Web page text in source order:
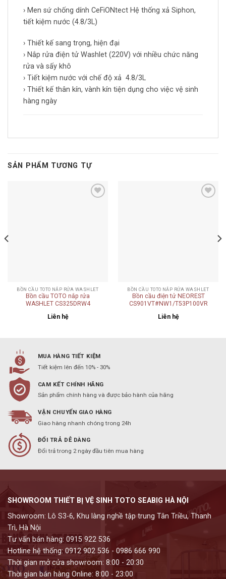
› Men sứ chống dính CeFiONtect Hệ thống xả Siphon,
tiết kiệm nước (4.8/3L)
› Thiết kế sang trọng, hiện đại
› Nắp rửa điện tử Washlet (220V) với nhiều chức năng
rửa và sấy khô
› Tiết kiệm nước với chế độ xả 4.8/3L
› Thiết kế thân kín, vành kín tiện dụng cho việc vệ sinh
hàng ngày
SẢN PHẨM TƯƠNG TỰ
BỒN CẦU TOTO NẮP RỬA WASHLET
Bồn cầu TOTO nắp rửa
WASHLET CS325DRW4
Liên hệ
BỒN CẦU TOTO NẮP RỬA WASHLET
Bồn cầu điện tử NEOREST
CS901VT#NW1/T53P100VR
Liên hệ
MUA HÀNG TIẾT KIỆM
Tiết kiệm lên đến 10% - 30%
CAM KẾT CHÍNH HÃNG
Sản phẩm chính hàng và được bảo hành của hãng
VẬN CHUYỂN GIAO HÀNG
Giao hàng nhanh chóng trong 24h
ĐỔI TRẢ DỄ DÀNG
Đổi trả trong 2 ngày đầu tiên mua hàng
SHOWROOM THIẾT BỊ VỆ SINH TOTO SEABIG HÀ NỘI
Showroom: Lô S3-6, Khu làng nghề tập trung Tân Triều, Thanh
Trì, Hà Nội
Tư vấn bán hàng: 0915 922 536
Hotline hệ thống: 0912 902 536 - 0986 666 990
Thời gian mở cửa showroom: 8:00 - 20:30
Thời gian bán hàng Online: 8:00 - 23:00